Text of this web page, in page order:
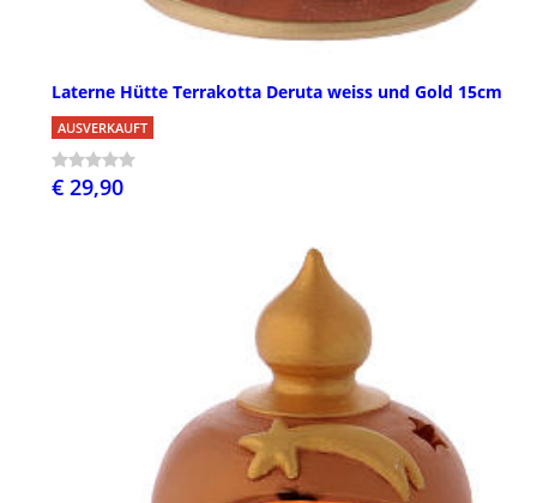
Laterne Hütte Terrakotta Deruta weiss und Gold 15cm
AUSVERKAUFT
€ 29,90